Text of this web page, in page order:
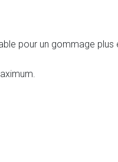
pour un gommage plus